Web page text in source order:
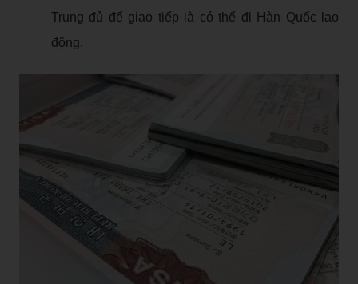
Trung đủ để giao tiếp là có thể đi Hàn Quốc lao
động.